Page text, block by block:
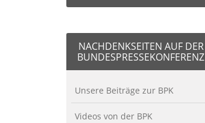
NACHDENKSEITEN AUF DER
BUNDESPRESSEKONFERENZ
Unsere Beiträge zur BPK
Videos von der BPK